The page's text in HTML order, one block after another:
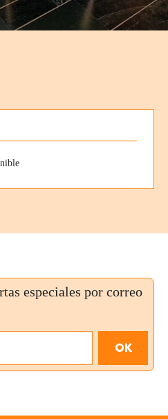
especiales por correo
OK